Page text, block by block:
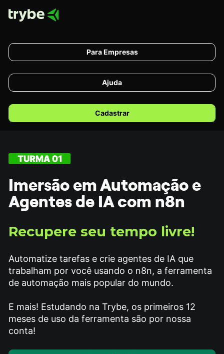
Para Empresas
Ajuda
Cadastrar
Imersão em Automação e
Agentes de IA com n8n
Recupere seu tempo livre!
Automatize tarefas e crie agentes de IA que
trabalham por você usando o n8n, a ferramenta
de automação mais popular do mundo.
E mais! Estudando na Trybe, os primeiros 12
meses de uso da ferramenta são por nossa
conta!